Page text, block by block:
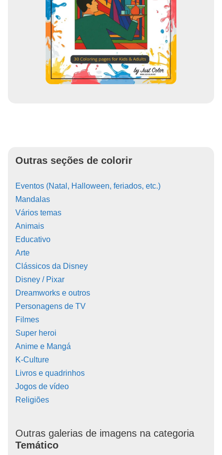
Outras seções de colorir
Eventos (Natal, Halloween, feriados, etc.)
Mandalas
Vários temas
Animais
Educativo
Arte
Clássicos da Disney
Disney / Pixar
Dreamworks e outros
Personagens de TV
Filmes
Super heroi
Anime e Mangá
K-Culture
Livros e quadrinhos
Jogos de vídeo
Religiões
Outras galerias de imagens na categoria
Temático